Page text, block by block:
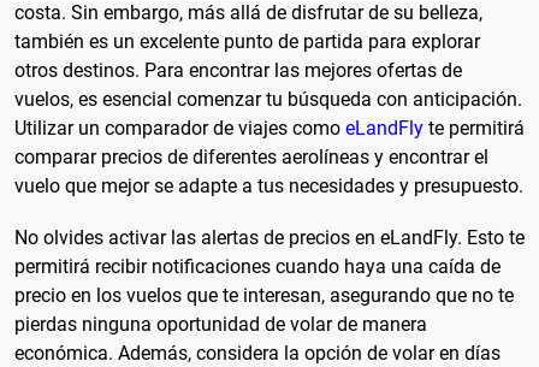
costa. Sin embargo, más allá de disfrutar de su belleza,
también es un excelente punto de partida para explorar
otros destinos. Para encontrar las mejores ofertas de
vuelos, es esencial comenzar tu búsqueda con anticipación.
Utilizar un comparador de viajes como eLandFly te permitirá
comparar precios de diferentes aerolíneas y encontrar el
vuelo que mejor se adapte a tus necesidades y presupuesto.
No olvides activar las alertas de precios en eLandFly. Esto te
permitirá recibir notificaciones cuando haya una caída de
precio en los vuelos que te interesan, asegurando que no te
pierdas ninguna oportunidad de volar de manera
económica. Además, considera la opción de volar en días